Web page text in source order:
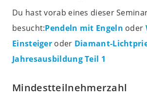
Du hast vorab eines dieser
besucht:Pendeln mit Engeln oder
Einsteiger oder Diamant-
Jahresausbildung Teil 1
Mindestteilnehmerzahl